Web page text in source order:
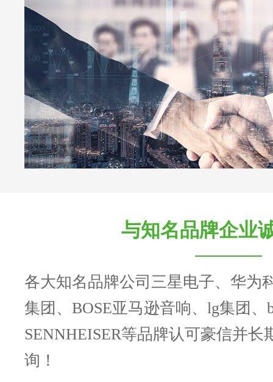
与知名品牌企业
各大知名品牌公司三星电子、华为
集团、BOSE亚马逊音响、lg集团、
SENNHEISER等品牌认可豪信并长
询！